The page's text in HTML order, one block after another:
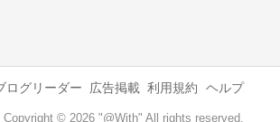
ログリーダー 広告掲載 利用規約 ヘルプ
Copyright © 2026 "@With" All rights reserved.